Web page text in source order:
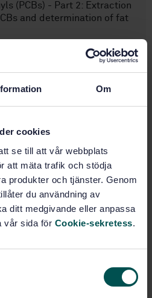
Om
cookies
se till att vår webbplats
att mäta trafik och stödja
produkter och tjänster. Genom
du användning av
ditt medgivande eller anpassa
vår sida för Cookie-sekretess.
(PCBs) - Part 2: Extraction
and determination of fat
on standards - Read more
Price:
Show more
SIS/TK